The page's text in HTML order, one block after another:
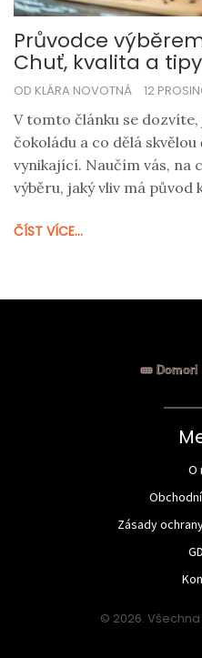
Průvodce
Chuť, kvalita a tipy
OD KLÁRA NOVOTNÁ 12
V tomto článku se
čokoládu a co dělá
vynikající. Naučím vás,
výběru, jaký vliv má původ
jednotlivými typy čokolád.
i etická a udržitelná.
ČÍST VÍCE...
O
Zásady
© 2026.